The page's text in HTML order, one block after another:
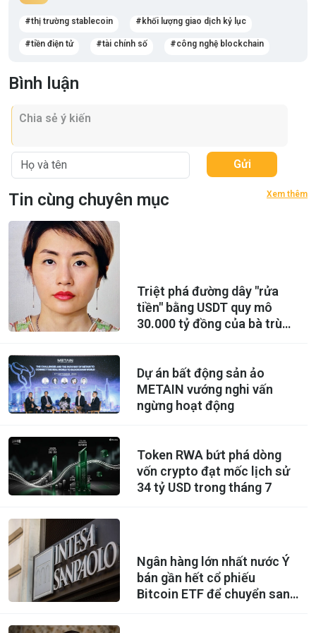
thị trường stablecoin khối lượng giao dịch kỷ lục
tiền điện tử tài chính số công nghệ blockchain
Bình luận
Gửi
Tin cùng chuyên mục Xem thêm
Triệt phá đường dây "rửa
tiền" bằng USDT quy mô
30.000 tỷ đồng của bà trùm
Dự án bất động sản ảo
METAIN vướng nghi vấn
ngừng hoạt động
Token RWA bứt phá dòng
vốn crypto đạt mốc lịch sử
34 tỷ USD trong tháng 7
Ngân hàng lớn nhất nước Ý
bán gần hết cổ phiếu
Bitcoin ETF để chuyển sang